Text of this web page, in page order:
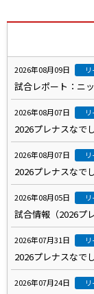
2026年08月09日
試合レポート：ニ
2026年08月07日
2026プレナスなで
2026年08月07日
2026プレナスなで
2026年08月05日
試合情報（2026プ
2026年07月31日
2026プレナスなで
2026年07月24日